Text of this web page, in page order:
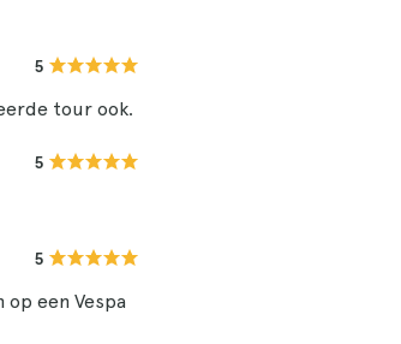
5
tour ook.
5
5
een Vespa